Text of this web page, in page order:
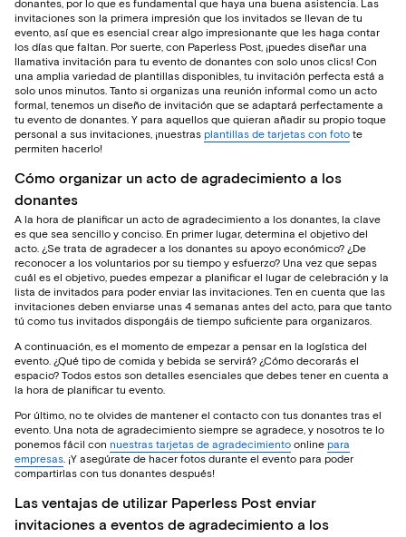
donantes, por lo que es fundamental que haya una buena asistencia. Las
invitaciones son la primera impresión que los invitados se llevan de tu
evento, así que es esencial crear algo impresionante que les haga contar
los días que faltan. Por suerte, con Paperless Post, ¡puedes diseñar una
llamativa invitación para tu evento de donantes con solo unos clics! Con
una amplia variedad de plantillas disponibles, tu invitación perfecta está a
solo unos minutos. Tanto si organizas una reunión informal como un acto
formal, tenemos un diseño de invitación que se adaptará perfectamente a
tu evento de donantes. Y para aquellos que quieran añadir su propio toque
personal a sus invitaciones, ¡nuestras plantillas de tarjetas con foto te
permiten hacerlo!
Cómo organizar un acto de agradecimiento a los
donantes
A la hora de planificar un acto de agradecimiento a los donantes, la clave
es que sea sencillo y conciso. En primer lugar, determina el objetivo del
acto. ¿Se trata de agradecer a los donantes su apoyo económico? ¿De
reconocer a los voluntarios por su tiempo y esfuerzo? Una vez que sepas
cuál es el objetivo, puedes empezar a planificar el lugar de celebración y la
lista de invitados para poder enviar las invitaciones. Ten en cuenta que las
invitaciones deben enviarse unas 4 semanas antes del acto, para que tanto
tú como tus invitados dispongáis de tiempo suficiente para organizaros.
A continuación, es el momento de empezar a pensar en la logística del
evento. ¿Qué tipo de comida y bebida se servirá? ¿Cómo decorarás el
espacio? Todos estos son detalles esenciales que debes tener en cuenta a
la hora de planificar tu evento.
Por último, no te olvides de mantener el contacto con tus donantes tras el
evento. Una nota de agradecimiento siempre se agradece, y nosotros te lo
ponemos fácil con nuestras tarjetas de agradecimiento online para
empresas. ¡Y asegúrate de hacer fotos durante el evento para poder
compartirlas con tus donantes después!
Las ventajas de utilizar Paperless Post enviar
invitaciones a eventos de agradecimiento a los